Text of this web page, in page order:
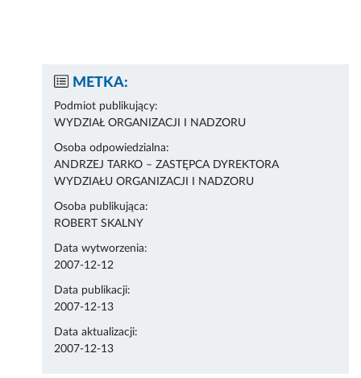
METKA:
Podmiot publikujący:
WYDZIAŁ ORGANIZACJI I NADZORU
Osoba odpowiedzialna:
ANDRZEJ TARKO – ZASTĘPCA DYREKTORA
WYDZIAŁU ORGANIZACJI I NADZORU
Osoba publikująca:
ROBERT SKALNY
Data wytworzenia:
2007-12-12
Data publikacji:
2007-12-13
Data aktualizacji:
2007-12-13